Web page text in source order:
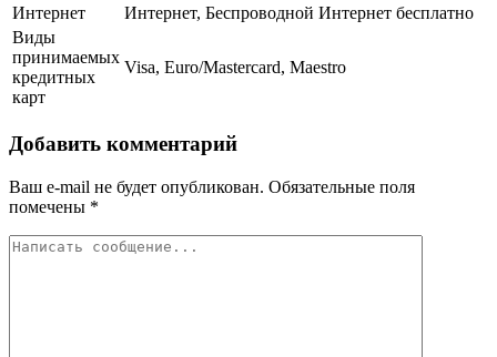
Интернет
Интернет, Беспроводной Интернет бесплатно
Виды
принимаемых
кредитных
карт
Visa, Euro/Mastercard, Maestro
Добавить комментарий
Ваш e-mail не будет опубликован. Обязательные поля
помечены *